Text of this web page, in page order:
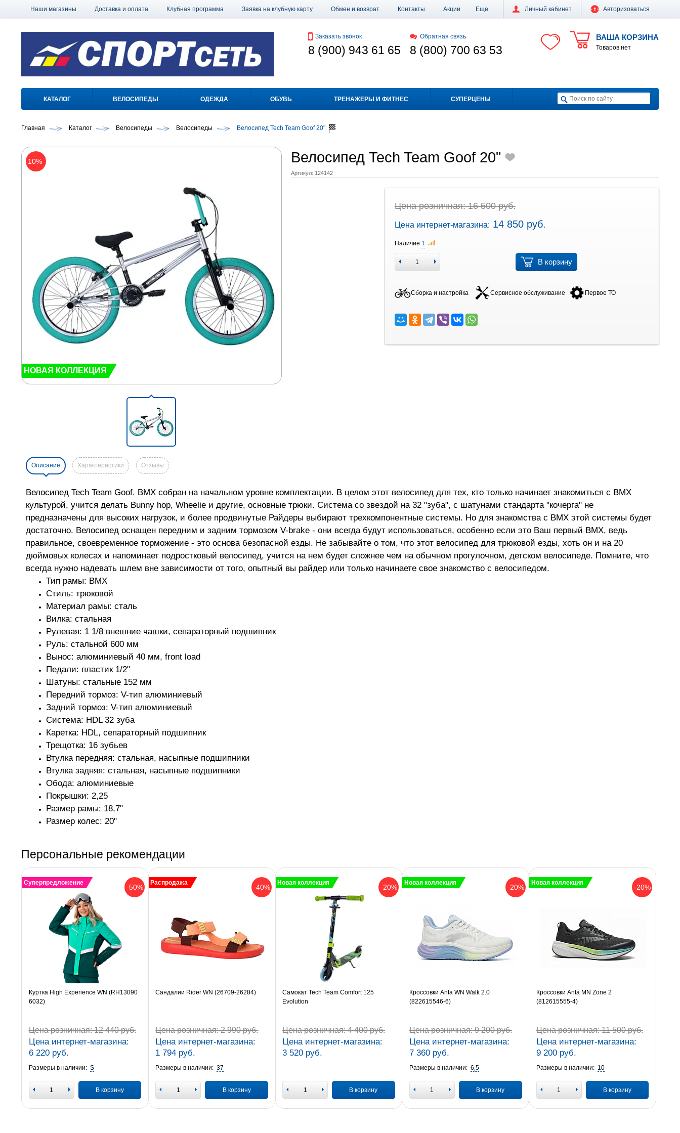
Личный кабинет Авторизоваться
Наши магазины Доставка и оплата Клубная программа Заявка на клубную карту Обмен и возврат Контакты Акции Ещё
ВАША КОРЗИНА
Товаров нет
Заказать звонок
8 (900) 943 61 65
Обратная связь
8 (800) 700 63 53
КАТАЛОГ ВЕЛОСИПЕДЫ ОДЕЖДА ОБУВЬ ТРЕНАЖЕРЫ И ФИТНЕС СУПЕРЦЕНЫ
Главная Каталог Велосипеды Велосипеды Велосипед Tech Team Goof 20"
Велосипед Tech Team Goof 20"
Артикул: 124142
10%
НОВАЯ КОЛЛЕКЦИЯ
Цена розничная: 16 500 руб.
Цена интернет-магазина: 14 850 руб.
Наличие 1
В корзину
Сборка и настройка Сервисное обслуживание Первое ТО
Описание Характеристики Отзывы
Велосипед Tech Team Goof. BMX собран на начальном уровне комплектации. В целом этот велосипед для тех, кто только начинает знакомиться с BMX
культурой, учится делать Bunny hop, Wheelie и другие, основные трюки. Система со звездой на 32 "зуба", с шатунами стандарта "кочерга" не
предназначены для высоких нагрузок, и более продвинутые Райдеры выбирают трехкомпонентные системы. Но для знакомства с BMX этой системы будет
достаточно. Велосипед оснащен передним и задним тормозом V-brake - они всегда будут использоваться, особенно если это Ваш первый BMX, ведь
правильное, своевременное торможение - это основа безопасной езды. Не забывайте о том, что этот велосипед для трюковой езды, хоть он и на 20
дюймовых колесах и напоминает подростковый велосипед, учится на нем будет сложнее чем на обычном прогулочном, детском велосипеде. Помните, что
всегда нужно надевать шлем вне зависимости от того, опытный вы райдер или только начинаете свое знакомство с велосипедом.
Тип рамы: BMX
Стиль: трюковой
Материал рамы: сталь
Вилка: стальная
Рулевая: 1 1/8 внешние чашки, сепараторный подшипник
Руль: стальной 600 мм
Вынос: алюминиевый 40 мм, front load
Педали: пластик 1/2"
Шатуны: стальные 152 мм
Передний тормоз: V-тип алюминиевый
Задний тормоз: V-тип алюминиевый
Система: HDL 32 зуба
Каретка: HDL, сепараторный подшипник
Трещотка: 16 зубьев
Втулка передняя: стальная, насыпные подшипники
Втулка задняя: стальная, насыпные подшипники
Обода: алюминиевые
Покрышки: 2,25
Размер рамы: 18,7"
Размер колес: 20"
Персональные рекомендации
-50%
Суперпредложение
Куртка High Experience WN (RH13090
6032)
Цена розничная:12 440 руб.
Цена интернет-магазина:
6 220 руб.
Размеры в наличии: S
В корзину
-40%
Распродажа
Сандалии Rider WN (26709-26284)
Цена розничная:2 990 руб.
Цена интернет-магазина:
1 794 руб.
Размеры в наличии: 37
В корзину
-20%
Новая коллекция
Самокат Tech Team Comfort 125
Evolution
Цена розничная:4 400 руб.
Цена интернет-магазина:
3 520 руб.
В корзину
-20%
Новая коллекция
Кроссовки Anta WN Walk 2.0
(822615546-6)
Цена розничная:9 200 руб.
Цена интернет-магазина:
7 360 руб.
Размеры в наличии: 6,5
В корзину
-20%
Новая коллекция
Кроссовки Anta MN Zone 2
(812615555-4)
Цена розничная:11 500 руб.
Цена интернет-магазина:
9 200 руб.
Размеры в наличии: 10
В корзину